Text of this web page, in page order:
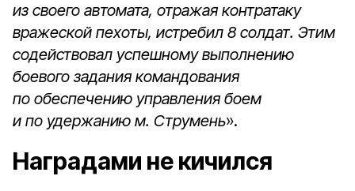
из своего автомата, отражая контратаку
вражеской пехоты, истребил 8 солдат. Этим
содействовал успешному выполнению
боевого задания командования
по обеспечению управления боем
и по удержанию м. Струмень».
Наградами не кичился